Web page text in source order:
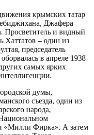
крымских татар
Джафера
Просветитель и видный
Хаттатов – один из
председатель
в апреле 1938
самых ярких
думы,
съезда, один из
народа,
«Милли Фирка». А затем